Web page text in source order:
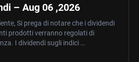
– Aug 06 ,2026
Si prega di notare che i dividendi
prodotti verranno regolati di
I dividendi sugli indici …